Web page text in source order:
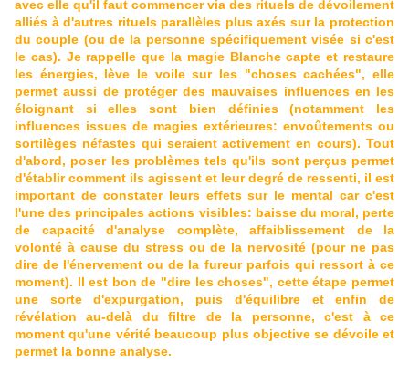
avec elle qu'il faut commencer via des rituels de dévoilement
alliés à d'autres rituels parallèles plus axés sur la protection
du couple (ou de la personne spécifiquement visée si c'est
le cas). Je rappelle que la magie Blanche capte et restaure
les énergies, lève le voile sur les "choses cachées", elle
permet aussi de protéger des mauvaises influences en les
éloignant si elles sont bien définies (notamment les
influences issues de magies extérieures: envoûtements ou
sortilèges néfastes qui seraient activement en cours). Tout
d'abord, poser les problèmes tels qu'ils sont perçus permet
d'établir comment ils agissent et leur degré de ressenti, il est
important de constater leurs effets sur le mental car c'est
l'une des principales actions visibles: baisse du moral, perte
de capacité d'analyse complète, affaiblissement de la
volonté à cause du stress ou de la nervosité (pour ne pas
dire de l'énervement ou de la fureur parfois qui ressort à ce
moment). Il est bon de "dire les choses", cette étape permet
une sorte d'expurgation, puis d'équilibre et enfin de
révélation au-delà du filtre de la personne, c'est à ce
moment qu'une vérité beaucoup plus objective se dévoile et
permet la bonne analyse.